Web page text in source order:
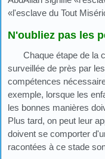
«l'esclave du Tout
N'oubliez pas les
Chaque étape de la
surveillée de près par
compétences
exemple, lorsque les
les bonnes manières
Plus tard, on peut leur
doivent se comporter
racontées à ce stade